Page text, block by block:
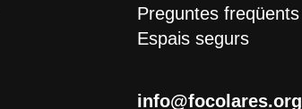
Preguntes freqüents
Espais segurs
info@focolares.org